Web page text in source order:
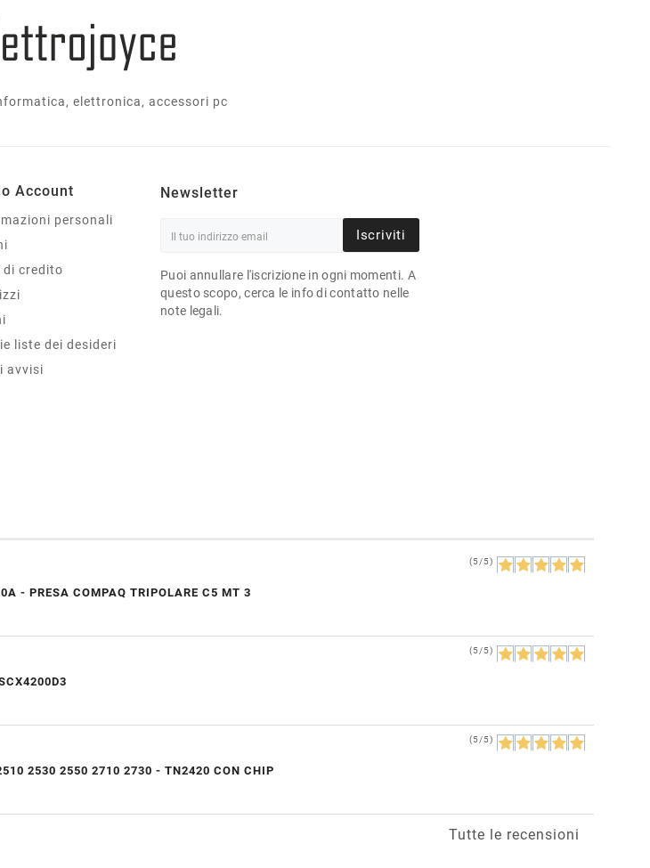
elettronica, accessori pc
Account
personali
di credito
liste dei desideri
avvisi
Newsletter
Iscriviti
Puoi annullare l'iscrizione in ogni momenti. A
questo scopo, cerca le info di contatto nelle
note legali.
(5/5)
- PRESA COMPAQ TRIPOLARE C5 MT 3
(5/5)
(5/5)
2530 2550 2710 2730 - TN2420 CON CHIP
Tutte le recensioni